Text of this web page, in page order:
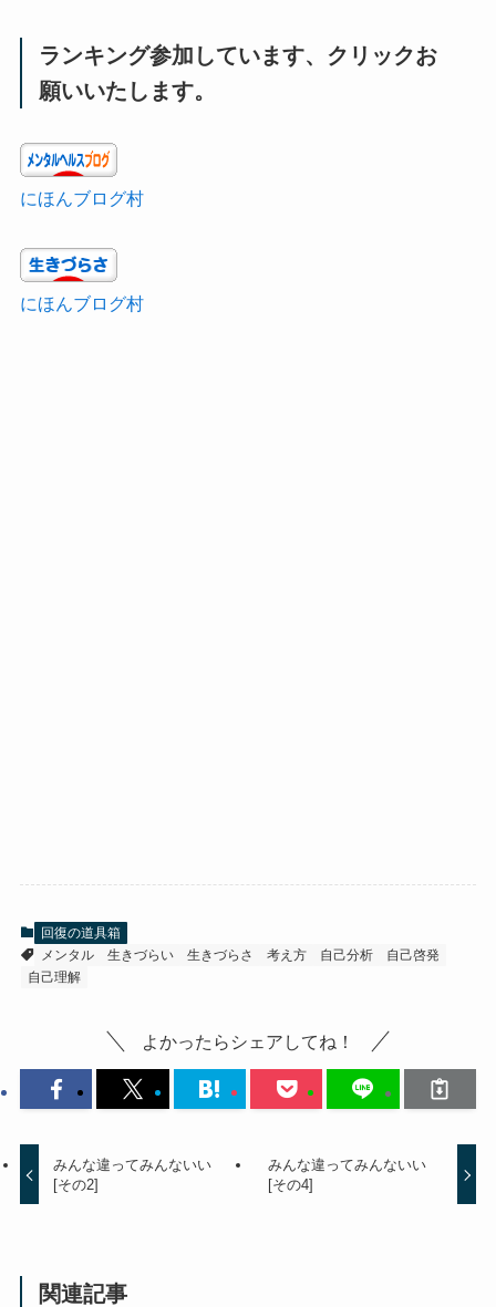
ランキング参加しています、クリックお
願いいたします。
にほんブログ村
にほんブログ村
回復の道具箱
メンタル
生きづらい 生きづらさ 考え方 自己分析
自己啓発
自己理解
よかったらシェアしてね！
みんな違ってみんないい
[その2]
みんな違ってみんないい
[その4]
関連記事